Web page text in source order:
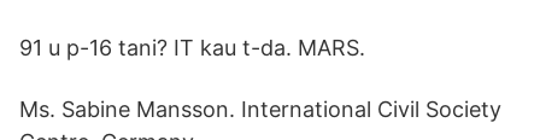
91 u p-16 tani? IT kau t-da. MARS.
Ms. Sabine Mansson. International Civil Society